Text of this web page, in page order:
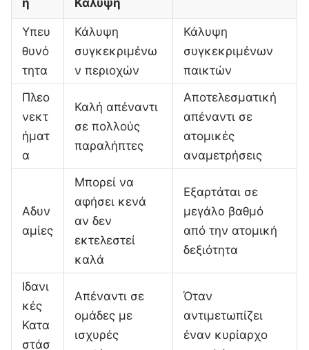
ή Κάλυψη
Υπευ
θυνό
τητα
Κάλυψη
συγκεκριμένω
ν περιοχών
Κάλυψη
συγκεκριμένων
παικτών
Πλεο
νεκτ
ήματ
α
Καλή απέναντι
σε πολλούς
παραλήπτες
Αποτελεσματική
απέναντι σε
ατομικές
αναμετρήσεις
Αδυν
αμίες
Μπορεί να
αφήσει κενά
αν δεν
εκτελεστεί
καλά
Εξαρτάται σε
μεγάλο βαθμό
από την ατομική
δεξιότητα
Ιδανι
κές
Κατα
στάσ
Απέναντι σε
ομάδες με
ισχυρές
Όταν
αντιμετωπίζει
έναν κυρίαρχο